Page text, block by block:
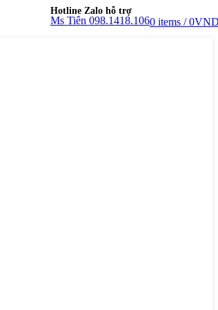
Hotline Zalo hỗ trợ
Ms Tiên 098.1418.1060 items / 0